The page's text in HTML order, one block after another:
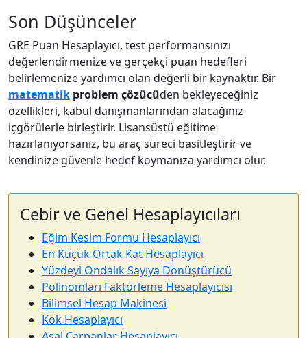
Son Düşünceler
GRE Puan Hesaplayıcı, test performansınızı
değerlendirmenize ve gerçekçi puan hedefleri
belirlemenize yardımcı olan değerli bir kaynaktır. Bir
matematik problem çözücüden bekleyeceğiniz
özellikleri, kabul danışmanlarından alacağınız
içgörülerle birleştirir. Lisansüstü eğitime
hazırlanıyorsanız, bu araç süreci basitleştirir ve
kendinize güvenle hedef koymanıza yardımcı olur.
Cebir ve Genel Hesaplayıcıları
Eğim Kesim Formu Hesaplayıcı
En Küçük Ortak Kat Hesaplayıcı
Yüzdeyi Ondalık Sayıya Dönüştürücü
Polinomları Faktörleme Hesaplayıcısı
Bilimsel Hesap Makinesi
Kök Hesaplayıcı